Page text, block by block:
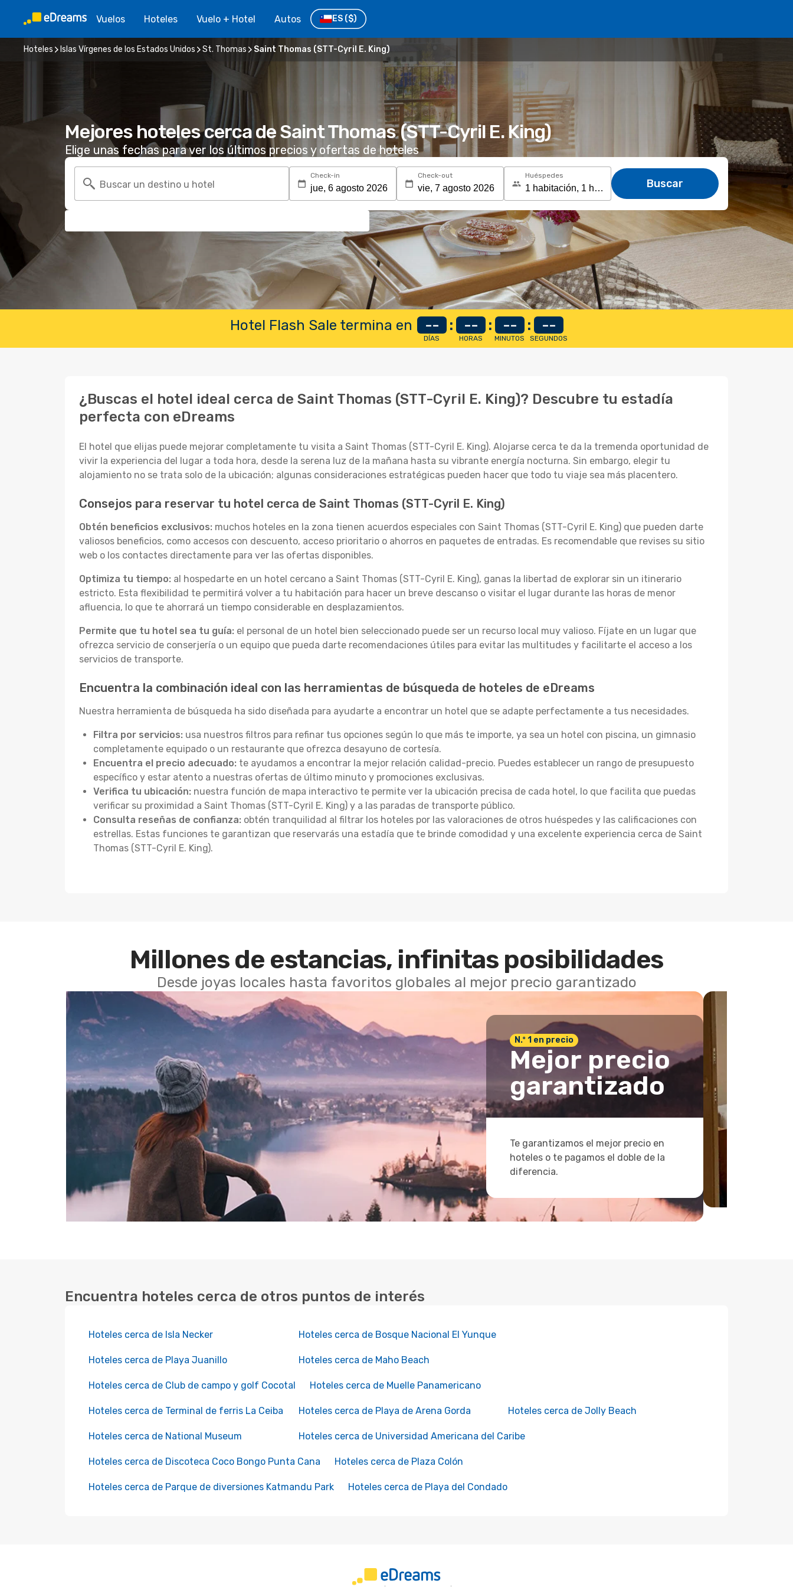
Vuelos Hoteles Vuelo + Hotel Autos ES ($)
Hoteles Islas Vírgenes de los Estados Unidos St. Thomas Saint Thomas (STT-Cyril E. King)
Mejores hoteles cerca de Saint Thomas (STT-Cyril E. King)
Elige unas fechas para ver los últimos precios y ofertas de hoteles
Buscar un destino u hotel
Check-in Check-out Huéspedes
Buscar
Hotel Flash Sale termina en --
DÍAS
: --
HORAS
: --
MINUTOS
: --
SEGUNDOS
¿Buscas el hotel ideal cerca de Saint Thomas (STT-Cyril E. King)? Descubre tu estadía
perfecta con eDreams
El hotel que elijas puede mejorar completamente tu visita a Saint Thomas (STT-Cyril E. King). Alojarse cerca te da la tremenda oportunidad de
vivir la experiencia del lugar a toda hora, desde la serena luz de la mañana hasta su vibrante energía nocturna. Sin embargo, elegir tu
alojamiento no se trata solo de la ubicación; algunas consideraciones estratégicas pueden hacer que todo tu viaje sea más placentero.
Consejos para reservar tu hotel cerca de Saint Thomas (STT-Cyril E. King)
Obtén beneficios exclusivos: muchos hoteles en la zona tienen acuerdos especiales con Saint Thomas (STT-Cyril E. King) que pueden darte
valiosos beneficios, como accesos con descuento, acceso prioritario o ahorros en paquetes de entradas. Es recomendable que revises su sitio
web o los contactes directamente para ver las ofertas disponibles.
Optimiza tu tiempo: al hospedarte en un hotel cercano a Saint Thomas (STT-Cyril E. King), ganas la libertad de explorar sin un itinerario
estricto. Esta flexibilidad te permitirá volver a tu habitación para hacer un breve descanso o visitar el lugar durante las horas de menor
afluencia, lo que te ahorrará un tiempo considerable en desplazamientos.
Permite que tu hotel sea tu guía: el personal de un hotel bien seleccionado puede ser un recurso local muy valioso. Fíjate en un lugar que
ofrezca servicio de conserjería o un equipo que pueda darte recomendaciones útiles para evitar las multitudes y facilitarte el acceso a los
servicios de transporte.
Encuentra la combinación ideal con las herramientas de búsqueda de hoteles de eDreams
Nuestra herramienta de búsqueda ha sido diseñada para ayudarte a encontrar un hotel que se adapte perfectamente a tus necesidades.
Filtra por servicios: usa nuestros filtros para refinar tus opciones según lo que más te importe, ya sea un hotel con piscina, un gimnasio
completamente equipado o un restaurante que ofrezca desayuno de cortesía.
Encuentra el precio adecuado: te ayudamos a encontrar la mejor relación calidad-precio. Puedes establecer un rango de presupuesto
específico y estar atento a nuestras ofertas de último minuto y promociones exclusivas.
Verifica tu ubicación: nuestra función de mapa interactivo te permite ver la ubicación precisa de cada hotel, lo que facilita que puedas
verificar su proximidad a Saint Thomas (STT-Cyril E. King) y a las paradas de transporte público.
Consulta reseñas de confianza: obtén tranquilidad al filtrar los hoteles por las valoraciones de otros huéspedes y las calificaciones con
estrellas. Estas funciones te garantizan que reservarás una estadía que te brinde comodidad y una excelente experiencia cerca de Saint
Thomas (STT-Cyril E. King).
Millones de estancias, infinitas posibilidades
Desde joyas locales hasta favoritos globales al mejor precio garantizado
N.º 1 en precio
Mejor precio
garantizado
Te garantizamos el mejor precio en
hoteles o te pagamos el doble de la
diferencia.
Encuentra hoteles cerca de otros puntos de interés
Hoteles cerca de Isla Necker Hoteles cerca de Bosque Nacional El Yunque
Hoteles cerca de Playa Juanillo Hoteles cerca de Maho Beach
Hoteles cerca de Club de campo y golf Cocotal Hoteles cerca de Muelle Panamericano
Hoteles cerca de Terminal de ferris La Ceiba Hoteles cerca de Playa de Arena Gorda Hoteles cerca de Jolly Beach
Hoteles cerca de National Museum Hoteles cerca de Universidad Americana del Caribe
Hoteles cerca de Discoteca Coco Bongo Punta Cana Hoteles cerca de Plaza Colón
Hoteles cerca de Parque de diversiones Katmandu Park Hoteles cerca de Playa del Condado